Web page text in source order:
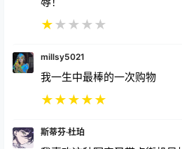
这游戏还不错，就是物理效果
★★★★★
安息吧
我不会免费下载这个游戏，更
果太烂了，画面也很糟糕，我